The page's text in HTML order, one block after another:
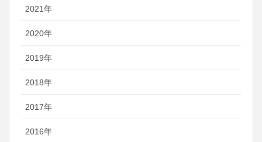
2021年
2020年
2019年
2018年
2017年
2016年